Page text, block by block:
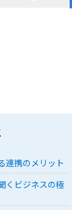
連携のメリット
くビジネスの極